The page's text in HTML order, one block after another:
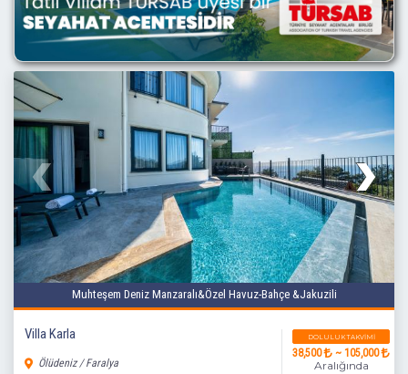
1+1 2 Kişi Beğen
Muhteşem Deniz Manzaralı&Özel Havuz-Bahçe &Jakuzili
Villa Karla
Ölüdeniz / Faralya
DOLULUK TAKVIMI
38,500 ~ 105,000
Aralığında